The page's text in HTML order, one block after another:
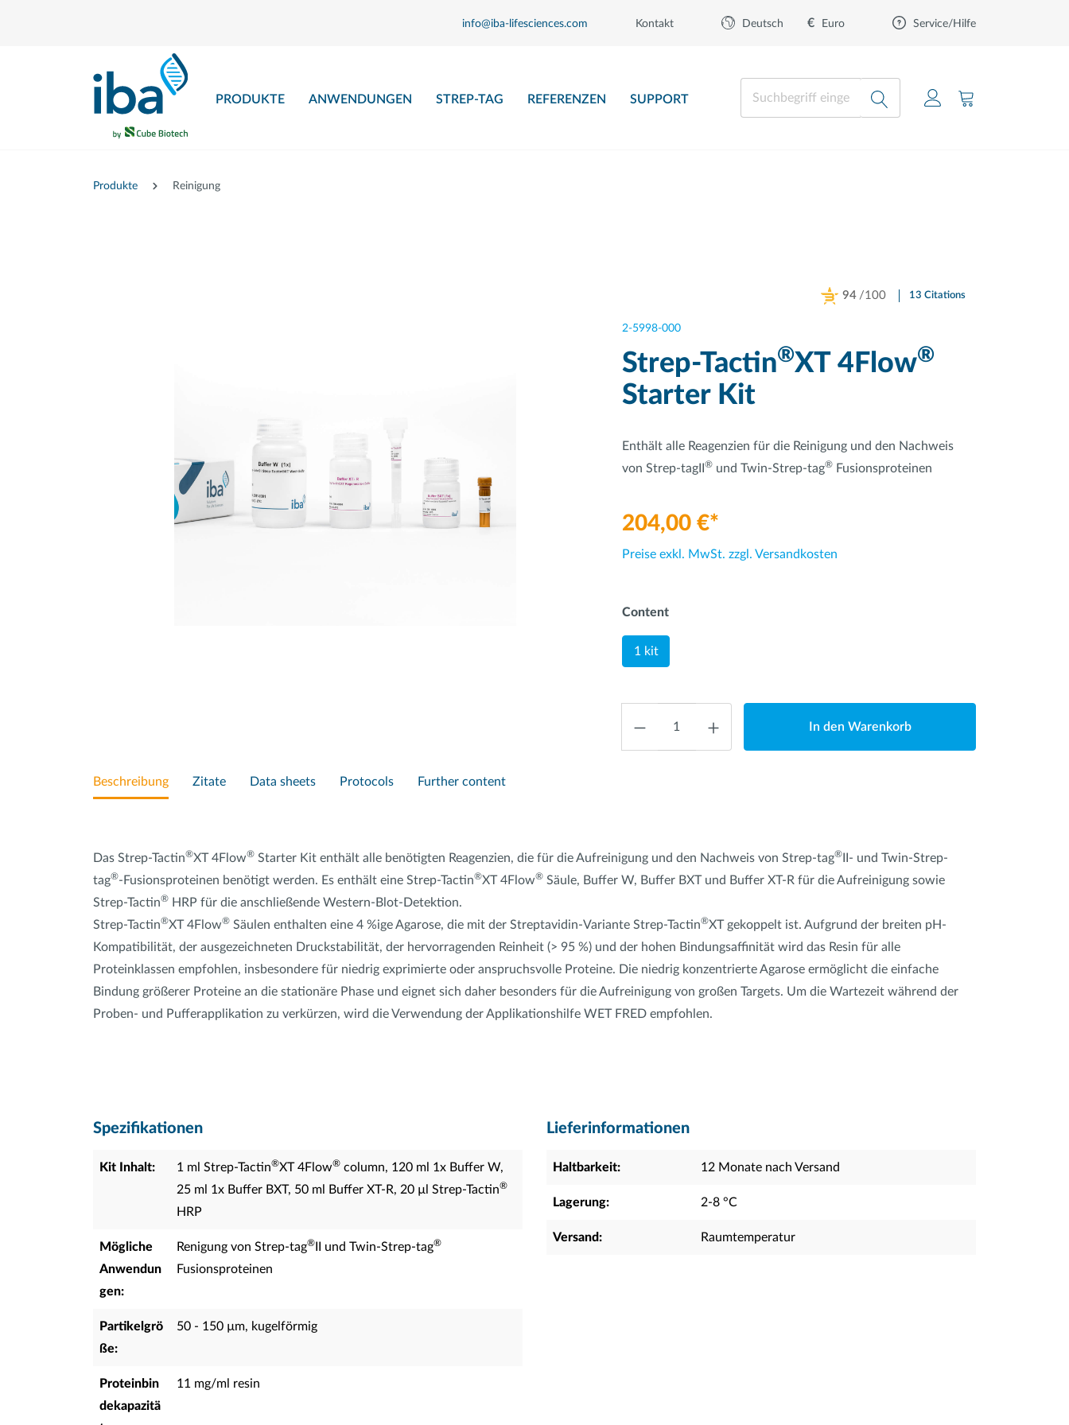
info@iba-lifesciences.com Kontakt Deutsch € Euro Service/Hilfe
PRODUKTE ANWENDUNGEN STREP-TAG REFERENZEN SUPPORT
Produkte Reinigung
94 /100 13 Citations
2-5998-000
Strep-Tactin®XT 4Flow®
Starter Kit
Enthält alle Reagenzien für die Reinigung und den Nachweis
von Strep-tagII
® und Twin-Strep-tag® Fusionsproteinen
204,00 €*
Preise exkl. MwSt. zzgl. Versandkosten
Content
1 kit
In den Warenkorb
Beschreibung Zitate Data sheets Protocols Further content
Das Strep-Tactin®XT 4Flow® Starter Kit enthält alle benötigten Reagenzien, die für die Aufreinigung und den Nachweis von Strep-tag®
II- und Twin-Strep-
tag®-Fusionsproteinen benötigt werden. Es enthält eine Strep-Tactin®XT 4Flow® Säule, Buffer W, Buffer BXT und Buffer XT-R für die Aufreinigung sowie
Strep-Tactin® HRP für die anschließende Western-Blot-Detektion.
Strep-Tactin®XT 4Flow® Säulen enthalten eine 4 %ige Agarose, die mit der Streptavidin-Variante Strep-Tactin®XT gekoppelt ist. Aufgrund der breiten pH-
Kompatibilität, der ausgezeichneten Druckstabilität, der hervorragenden Reinheit (> 95 %) und der hohen Bindungsaffinität wird das Resin für alle
Proteinklassen empfohlen, insbesondere für niedrig exprimierte oder anspruchsvolle Proteine. Die niedrig konzentrierte Agarose ermöglicht die einfache
Bindung größerer Proteine an die stationäre Phase und eignet sich daher besonders für die Aufreinigung von großen Targets. Um die Wartezeit während der
Proben- und Pufferapplikation zu verkürzen, wird die Verwendung der Applikationshilfe WET FRED empfohlen.
Spezifikationen
Kit Inhalt: 1 ml Strep-Tactin®XT 4Flow® column, 120 ml 1x Buffer W,
25 ml 1x Buffer BXT, 50 ml Buffer XT-R, 20 µl Strep-Tactin®
HRP
Mögliche
Anwendun
gen:
Renigung von Strep-tag® II und Twin-Strep-tag®
Fusionsproteinen
Partikelgrö
ße:
50 - 150 µm, kugelförmig
Proteinbin
dekapazitä
11 mg/ml resin
Lieferinformationen
Haltbarkeit: 12 Monate nach Versand
Lagerung: 2-8 °C
Versand: Raumtemperatur